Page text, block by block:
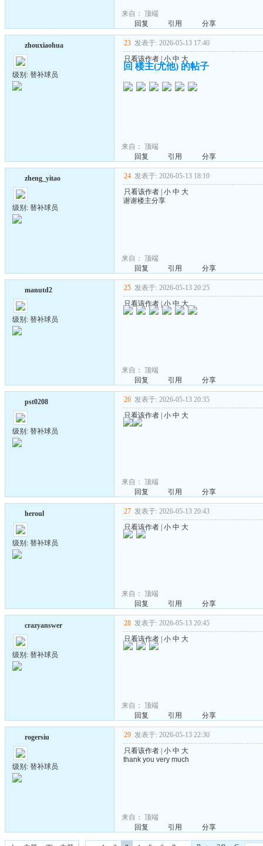
来自： 顶端
回复
引用 分享
zhouxiaohua
级别: 替补球员
23 发表于: 2026-05-13 17:40
只看该作者 小 中 大
回 楼主(尤他) 的帖子
来自： 顶端
回复
引用 分享
zheng_yitao
级别: 替补球员
24 发表于: 2026-05-13 18:10
只看该作者 小 中 大
谢谢楼主分享
来自： 顶端
回复
引用 分享
manutd2
级别: 替补球员
25 发表于: 2026-05-13 20:25
只看该作者 |小 中 大
来自： 顶端
回复
引用 分享
pst0208
级别: 替补球员
26 发表于: 2026-05-13 20:35
只看该作者 小 中 大
来自： 顶端
回复
引用 分享
heroul
级别: 替补球员
27 发表于: 2026-05-13 20:43
只看该作者 小 中 大
来自： 顶端
回复
引用 分享
crazyanswer
级别: 替补球员
28 发表于: 2026-05-13 20:45
只看该作者 小 中 大
来自： 顶端
回复
引用 分享
rogersiu
级别: 替补球员
29 发表于: 2026-05-13 22:30
只看该作者 小 中 大
thank you very much
来自： 顶端
回复
引用 分享